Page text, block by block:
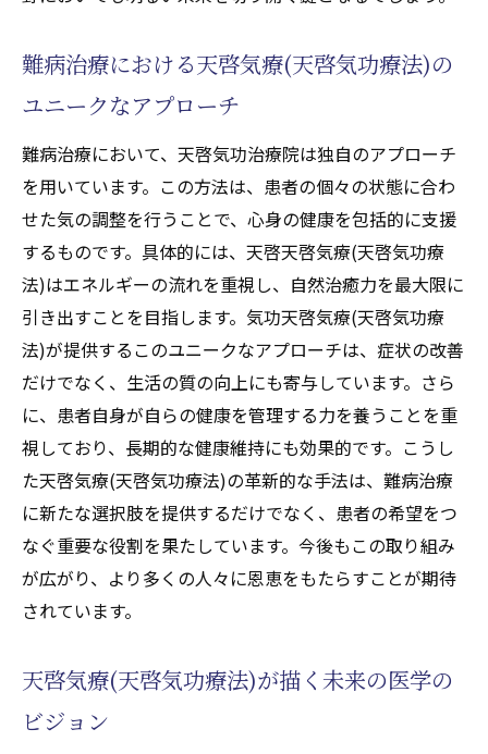
難病治療における天啓気療(天啓気功療法)の
ユニークなアプローチ
難病治療において、天啓気功治療院は独自のアプローチ
を用いています。この方法は、患者の個々の状態に合わ
せた気の調整を行うことで、心身の健康を包括的に支援
するものです。具体的には、天啓天啓気療(天啓気功療
法)はエネルギーの流れを重視し、自然治癒力を最大限に
引き出すことを目指します。気功天啓気療(天啓気功療
法)が提供するこのユニークなアプローチは、症状の改善
だけでなく、生活の質の向上にも寄与しています。さら
に、患者自身が自らの健康を管理する力を養うことを重
視しており、長期的な健康維持にも効果的です。こうし
た天啓気療(天啓気功療法)の革新的な手法は、難病治療
に新たな選択肢を提供するだけでなく、患者の希望をつ
なぐ重要な役割を果たしています。今後もこの取り組み
が広がり、より多くの人々に恩恵をもたらすことが期待
されています。
天啓気療(天啓気功療法)が描く未来の医学の
ビジョン